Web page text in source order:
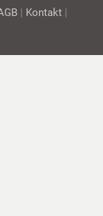
| Kontakt|